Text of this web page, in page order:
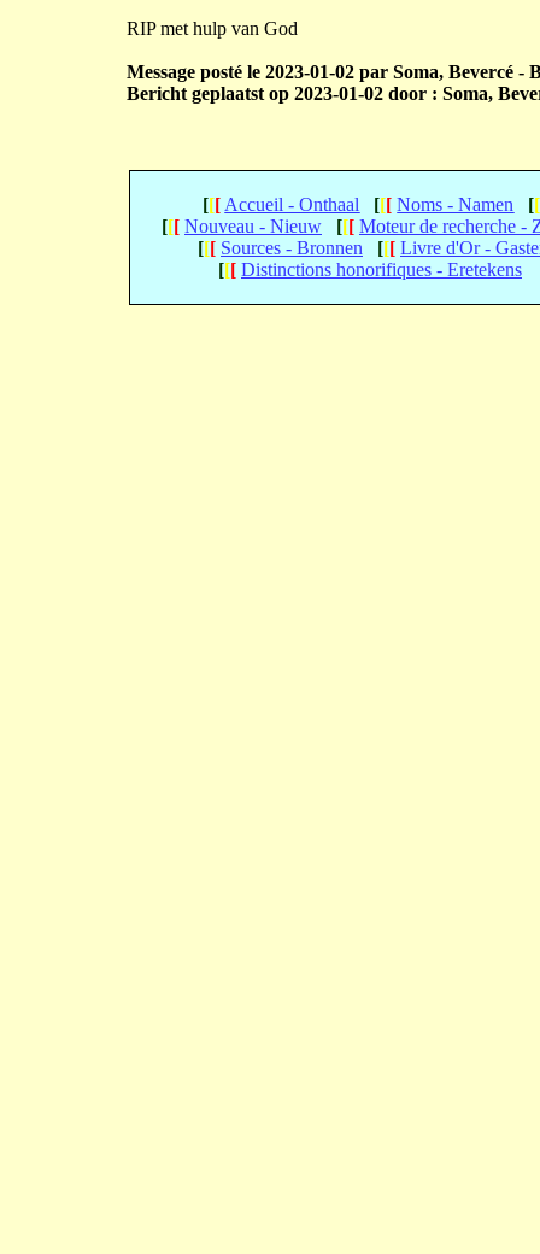
RIP met hulp van God
Message posté le 2023-01-02 par Soma, Bevercé -
Bericht geplaatst op 2023-01-02 door : Soma,
[[[ Accueil - Onthaal [[[ Noms - Namen [[
[[[ Nouveau - Nieuw [[[ Moteur de recherche -
[[[ Sources - Bronnen [[[ Livre d'Or -
[[[ Distinctions honorifiques - Eretekens